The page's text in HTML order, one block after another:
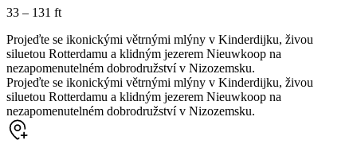
33 – 131 ft
Projeďte se ikonickými větrnými mlýny v Kinderdijku, živou
siluetou Rotterdamu a klidným jezerem Nieuwkoop na
nezapomenutelném dobrodružství v Nizozemsku.
Projeďte se ikonickými větrnými mlýny v Kinderdijku, živou
siluetou Rotterdamu a klidným jezerem Nieuwkoop na
nezapomenutelném dobrodružství v Nizozemsku.